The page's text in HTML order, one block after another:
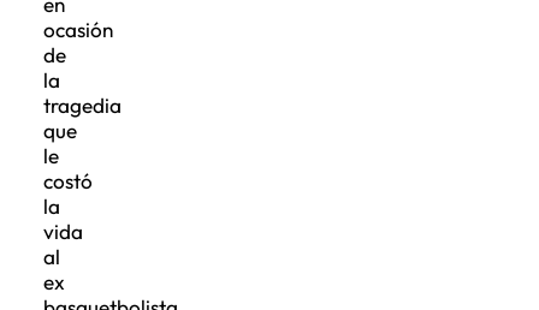
ocasión
de
la
tragedia
que
le
costó
la
vida
al
ex